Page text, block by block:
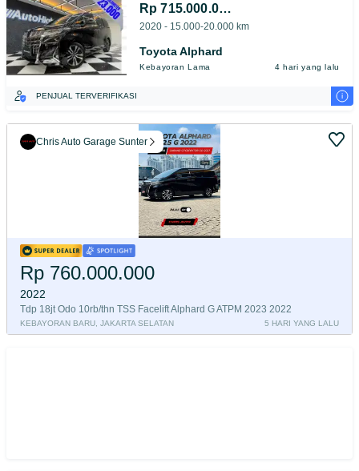
Rp 715.000.000
2020 - 15.000-20.000 km
Toyota Alphard
Kebayoran Lama 4 hari yang lalu
PENJUAL TERVERIFIKASI i
Rp 760.000.000
2022
Tdp 18jt Odo 10rb/thn TSS Facelift Alphard G ATPM 2023 2022
KEBAYORAN BARU, JAKARTA SELATAN 5 HARI YANG LALU
Chris Auto Garage Sunter